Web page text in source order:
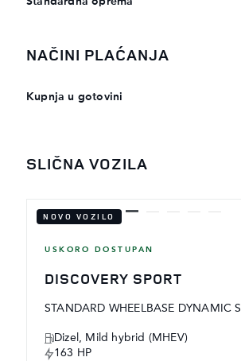
NAČINI PLAĆANJA
Kupnja u gotovini
SLIČNA VOZILA
NOVO VOZILO
USKORO DOSTUPAN
DISCOVERY SPORT
STANDARD WHEELBASE DYNAMIC S
Dizel, Mild hybrid (MHEV)
163 HP